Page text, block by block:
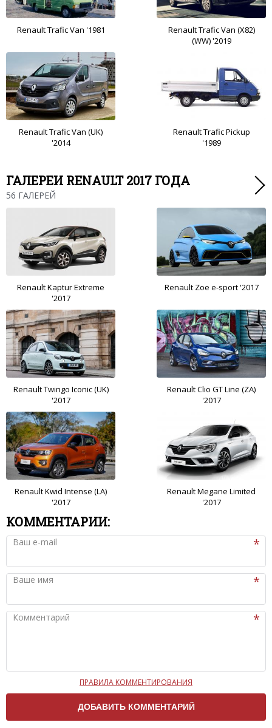
Renault Trafic Van '1981
Renault Trafic Van (X82)
(WW) '2019
Renault Trafic Van (UK)
'2014
Renault Trafic Pickup
'1989
ГАЛЕРЕИ RENAULT 2017 ГОДА
56 ГАЛЕРЕЙ
Renault Kaptur Extreme
'2017
Renault Zoe e-sport '2017
Renault Twingo Iconic (UK)
'2017
Renault Clio GT Line (ZA)
'2017
Renault Kwid Intense (LA)
'2017
Renault Megane Limited
'2017
КОММЕНТАРИИ:
Ваш e-mail
Ваше имя
Комментарий
Чтобы ваш комментарий был опубликован на сайте,
вам нужно придерживаться следующих правил:
Комментарий не может быть слишком
ПРАВИЛА КОММЕНТИРОВАНИЯ